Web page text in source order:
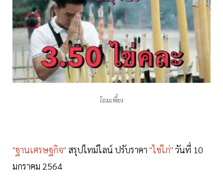
โอมเพี้ยง
"ฐานเศรษฐกิจ" สรุปไทม์ไลน์ ปรับราคา "ไข่ไก่" วันที่ 10
มกราคม 2564